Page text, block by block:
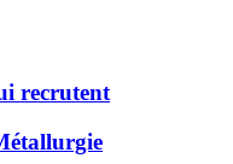
recrutent